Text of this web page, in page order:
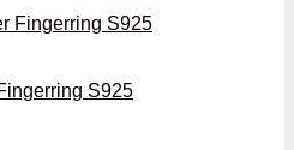
S925